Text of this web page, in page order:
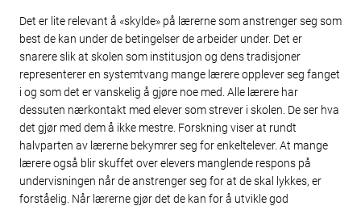
Det er lite relevant å «skylde» på lærerne som anstrenger seg som
best de kan under de betingelser de arbeider under. Det er
snarere slik at skolen som institusjon og dens tradisjoner
representerer en systemtvang mange lærere opplever seg fanget
i og som det er vanskelig å gjøre noe med. Alle lærere har
dessuten nærkontakt med elever som strever i skolen. De ser hva
det gjør med dem å ikke mestre. Forskning viser at rundt
halvparten av lærerne bekymrer seg for enkeltelever. At mange
lærere også blir skuffet over elevers manglende respons på
undervisningen når de anstrenger seg for at de skal lykkes, er
forståelig. Når lærerne gjør det de kan for å utvikle god